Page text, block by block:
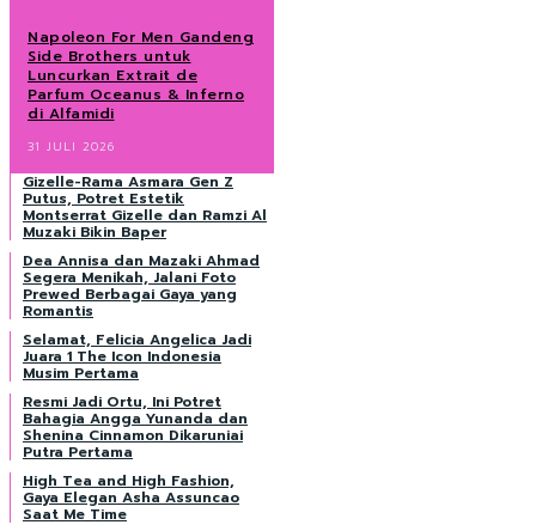
Napoleon For Men Gandeng
Side Brothers untuk
Luncurkan Extrait de
Parfum Oceanus & Inferno
di Alfamidi
31 JULI 2026
Gizelle-Rama Asmara Gen Z
Putus, Potret Estetik
Montserrat Gizelle dan Ramzi Al
Muzaki Bikin Baper
Dea Annisa dan Mazaki Ahmad
Segera Menikah, Jalani Foto
Prewed Berbagai Gaya yang
Romantis
Selamat, Felicia Angelica Jadi
Juara 1 The Icon Indonesia
Musim Pertama
Resmi Jadi Ortu, Ini Potret
Bahagia Angga Yunanda dan
Shenina Cinnamon Dikaruniai
Putra Pertama
High Tea and High Fashion,
Gaya Elegan Asha Assuncao
Saat Me Time